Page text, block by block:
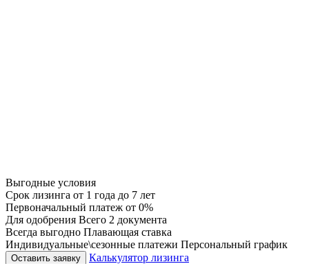
Выгодные условия
Срок лизинга от 1 года до 7 лет
Первоначальный платеж от 0%
Для одобрения Всего 2 документа
Всегда выгодно Плавающая ставка
Индивидуальные\сезонные платежи Персональный график
Оставить заявку Калькулятор лизинга